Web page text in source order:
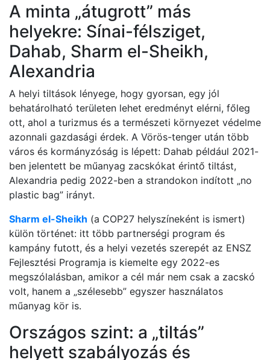
A minta „átugrott” más
helyekre: Sínai-félsziget,
Dahab, Sharm el-Sheikh,
Alexandria
A helyi tiltások lényege, hogy gyorsan, egy jól
behatárolható területen lehet eredményt elérni, főleg
ott, ahol a turizmus és a természeti környezet védelme
azonnali gazdasági érdek. A Vörös-tenger után több
város és kormányzóság is lépett: Dahab például 2021-
ben jelentett be műanyag zacskókat érintő tiltást,
Alexandria pedig 2022-ben a strandokon indított „no
plastic bag” irányt.
Sharm el-Sheikh (a COP27 helyszíneként is ismert)
külön történet: itt több partnerségi program és
kampány futott, és a helyi vezetés szerepét az ENSZ
Fejlesztési Programja is kiemelte egy 2022-es
megszólalásban, amikor a cél már nem csak a zacskó
volt, hanem a „szélesebb” egyszer használatos
műanyag kör is.
Országos szint: a „tiltás”
helyett szabályozás és